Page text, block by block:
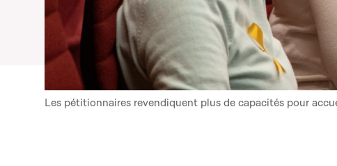
Les pétitionnaires revendiquent plus de capacités pour